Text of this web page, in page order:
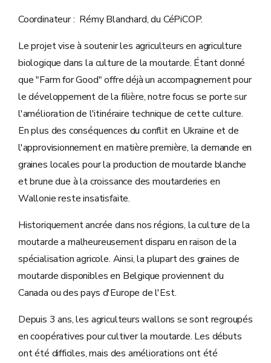
Coordinateur : Rémy Blanchard, du CéPiCOP.
Le projet vise à soutenir les agriculteurs en agriculture
biologique dans la culture de la moutarde. Étant donné
que "Farm for Good" offre déjà un accompagnement pour
le développement de la filière, notre focus se porte sur
l'amélioration de l'itinéraire technique de cette culture.
En plus des conséquences du conflit en Ukraine et de
l'approvisionnement en matière première, la demande en
graines locales pour la production de moutarde blanche
et brune due à la croissance des moutarderies en
Wallonie reste insatisfaite.
Historiquement ancrée dans nos régions, la culture de la
moutarde a malheureusement disparu en raison de la
spécialisation agricole. Ainsi, la plupart des graines de
moutarde disponibles en Belgique proviennent du
Canada ou des pays d'Europe de l'Est.
Depuis 3 ans, les agriculteurs wallons se sont regroupés
en coopératives pour cultiver la moutarde. Les débuts
ont été difficiles, mais des améliorations ont été